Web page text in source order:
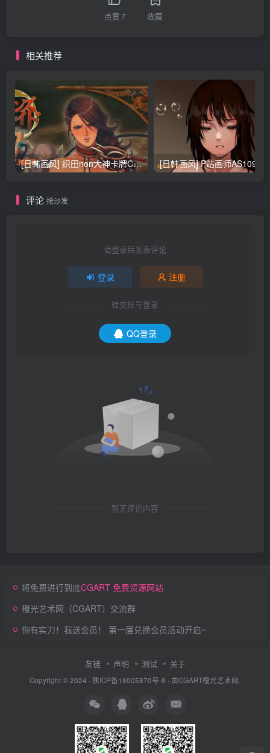
点赞7 收藏
相关推荐
[日韩画风] 织田non大神卡牌CG插画设计画集256P 161M_CG原画资源
评论 抢沙发
请登录后发表评论
登录 注册
社交账号登录
QQ登录
暂无评论内容
将免费进行到底CGART 免费资源网站
橙光艺术网（CGART）交流群
你有实力！我送会员！ 第一届兑换会员活动开启~
友链 声明 测试 关于
Copyright © 2024 · 陕ICP备18005870号-8 · 由CGART橙光艺术网.